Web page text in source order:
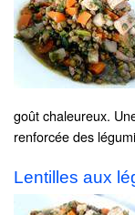
goût chaleureux.
renforcée des
Lentilles aux